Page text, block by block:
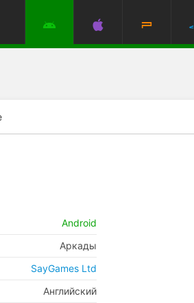
Android
Аркады
SayGames Ltd
Английский